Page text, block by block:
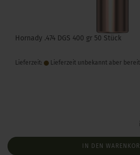
Hornady .474 DGS 400 gr 50 Stück
Lieferzeit: Lieferzeit unbekannt aber
IN DEN